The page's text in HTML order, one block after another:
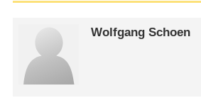
Wolfgang Schoen